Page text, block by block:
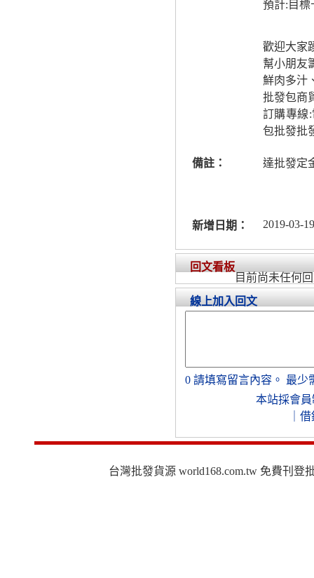
預計:目標
歡迎大家
幫小朋友
鮮肉多汁
批發包商
訂購專線
包批發批
備註： 達批發定
新增日期： 2019-03-
回文看板
目前尚未任何
線上加入回文
0 請填寫留言內容。 最少
本站採會員
借
台灣批發貨源 world168.com.tw 免費刊登